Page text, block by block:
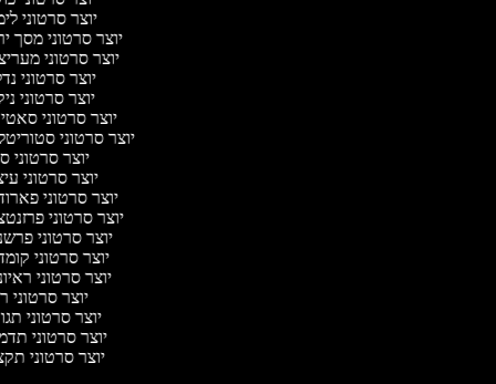
יוצר סרטוני
יוצר סרטוני מסך
יוצר סרטוני
יוצר סרטוני
יוצר סרטוני
יוצר סרטוני
יוצר סרטוני
יוצר סרטוני
יוצר סרטוני
יוצר סרטוני
יוצר סרטוני
יוצר סרטוני
יוצר סרטוני
יוצר סרטוני
יוצר סרטוני
יוצר סרטוני
יוצר סרטוני
יוצר סרטוני